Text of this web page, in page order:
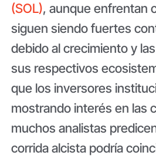
(SOL), aunque enfrentan
siguen siendo fuertes
debido al crecimiento y
sus respectivos
que los inversores
mostrando interés en las
muchos analistas
corrida alcista podría